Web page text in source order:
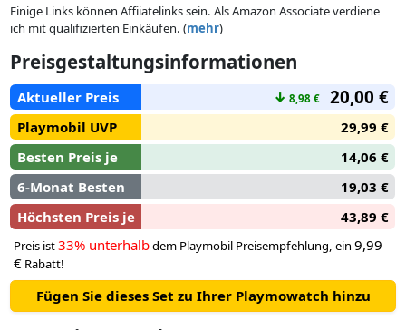
Der Ofen lässt sich öffnen, damit Lebkuchen oder Kekse
Glasvitrine kann angehoben, der Tresen individuell dekoriert
und befüllt werden – ganz nach eigener Fantasie.
Neben dem Café-Alltag warten liebe Tiere, festliche
Accessoires und eine herzerwärmende Atmosphäre – ideal
für kleine Bäcker:innen, Tierfreund:innen und fantasievolle
Weihnachtsgeschichten im PLAYMOBIL Stil.
Einige Links können Affiiatelinks sein. Als Amazon Associate verdiene
ich mit qualifizierten Einkäufen. (mehr)
Preisgestaltungsinformationen
Aktueller Preis ↓ 8,98 € 20,00 €
Playmobil UVP
29,99 €
Besten Preis je
14,06 €
6-Monat Besten
19,03 €
Höchsten Preis je
43,89 €
Preis ist33% unterhalbdem Playmobil Preisempfehlung, ein 9,99
€ Rabatt!
Fügen Sie dieses Set zu Ihrer Playmowatch hinzu